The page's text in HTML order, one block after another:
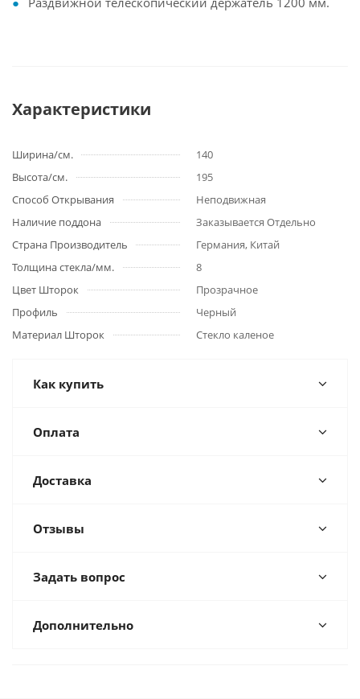
Характеристики
Ширина/см.
140
Высота/см.
195
Способ Открывания
Неподвижная
Наличие поддона
Заказывается Отдельно
Страна Производитель
Германия, Китай
Толщина стекла/мм.
8
Цвет Шторок
Прозрачное
Профиль
Черный
Материал Шторок
Стекло каленое
Как купить
Оплата
Доставка
Отзывы
Задать вопрос
Дополнительно